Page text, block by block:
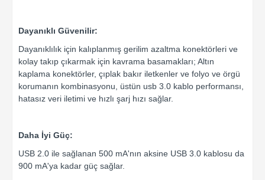
Dayanıklı Güvenilir:
Dayanıklılık için kalıplanmış gerilim azaltma konektörleri ve
kolay takıp çıkarmak için kavrama basamakları; Altın
kaplama konektörler, çıplak bakır iletkenler ve folyo ve örgü
korumanın kombinasyonu, üstün usb 3.0 kablo performansı,
hatasız veri iletimi ve hızlı şarj hızı sağlar.
Daha İyi Güç:
USB 2.0 ile sağlanan 500 mA'nın aksine USB 3.0 kablosu da
900 mA'ya kadar güç sağlar.